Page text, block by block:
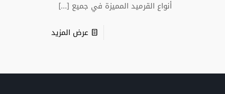
أنواع القرميد المميزة في جميع […]
عرض المزيد